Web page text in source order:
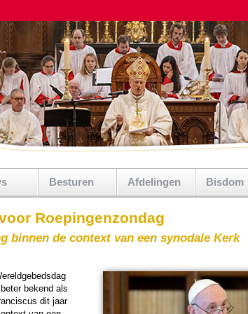
Besturen Afdelingen Bisdom
Roepingenzondag
binnen de context van een synodale Kerk
bekend als
dit jaar